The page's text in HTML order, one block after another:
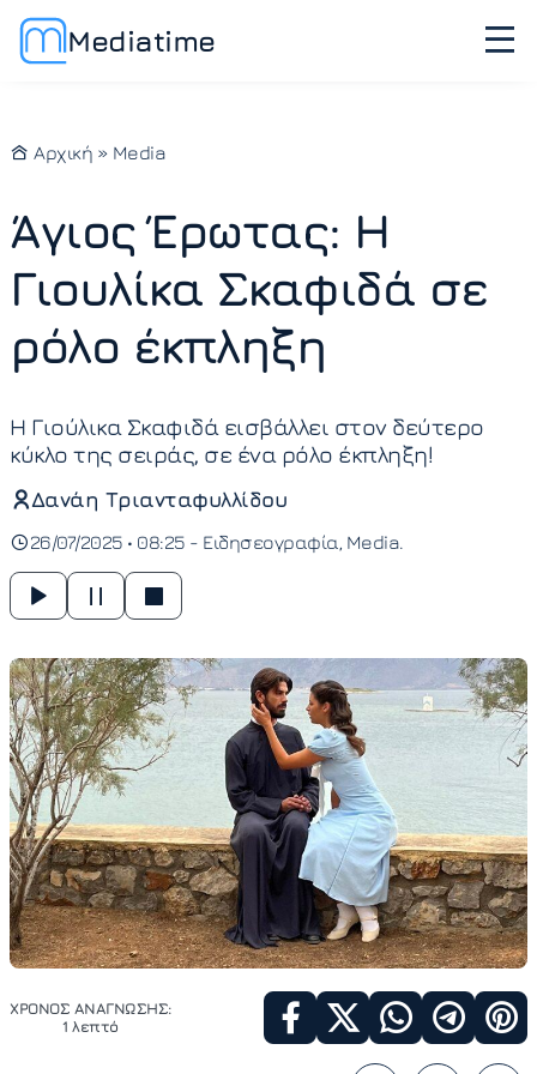
Mediatime
Αρχική » Media
Άγιος Έρωτας: Η
Γιουλίκα Σκαφιδά σε
ρόλο έκπληξη
Η Γιούλικα Σκαφιδά εισβάλλει στον δεύτερο
κύκλο της σειράς, σε ένα ρόλο έκπληξη!
Δανάη Τριανταφυλλίδου
26/07/2025 • 08:25 - Ειδησεογραφία Media
ΧΡΟΝΟΣ ΑΝΑΓΝΩΣΗΣ:
1 λεπτό